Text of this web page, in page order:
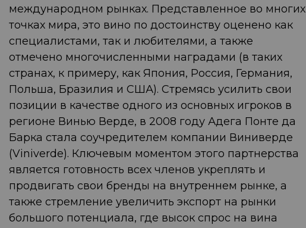
международном рынках. Представленное во многих
точках мира, это вино по достоинству оценено как
специалистами, так и любителями, а также
отмечено многочисленными наградами (в таких
странах, к примеру, как Япония, Россия, Германия,
Польша, Бразилия и США). Стремясь усилить свои
позиции в качестве одного из основных игроков в
регионе Винью Верде, в 2008 году Адега Понте да
Барка стала соучредителем компании Виниверде
(Viniverde). Ключевым моментом этого партнерства
является готовность всех членов укреплять и
продвигать свои бренды на внутреннем рынке, а
также стремление увеличить экспорт на рынки
большого потенциала, где высок спрос на вина